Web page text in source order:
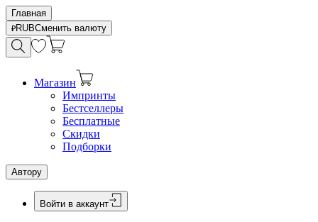
Главная
RUBСменить валюту
Магазин
Импринты
Бестселлеры
Бесплатные
Скидки
Подборки
Автору
Войти в аккаунт